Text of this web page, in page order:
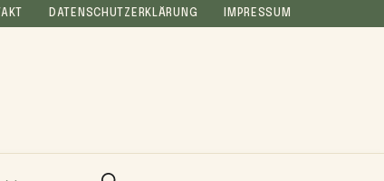
DATENSCHUTZERKLÄRUNG IMPRESSUM